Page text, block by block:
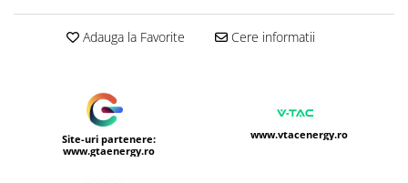
Adauga la Favorite Cere informatii
Site-uri partenere:
www.gtaenergy.ro
www.vtacenergy.ro